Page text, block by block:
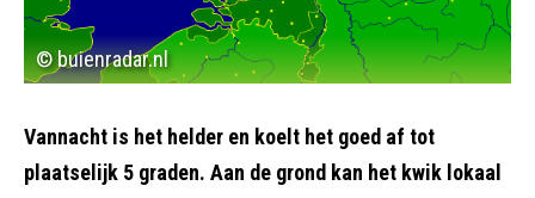
© buienradar.nl
Vannacht is het helder en koelt het goed af tot
plaatselijk 5 graden. Aan de grond kan het kwik lokaal